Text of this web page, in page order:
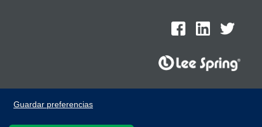
Guardar preferencias
Industrial Kalos del Poniente, Carretera Monterrey-Saltillo Km.9,